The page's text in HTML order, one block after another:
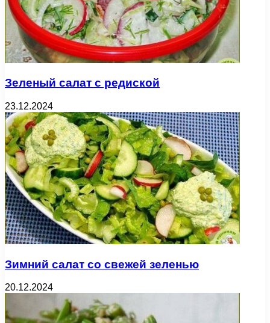
Зеленый салат с редиской
23.12.2024
Зимний салат со свежей зеленью
20.12.2024